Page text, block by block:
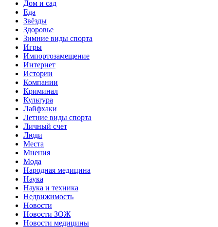
Дом и сад
Еда
Звёзды
Здоровье
Зимние виды спорта
Игры
Импортозамещение
Интернет
Истории
Компании
Криминал
Культура
Лайфхаки
Летние виды спорта
Личный счет
Люди
Места
Мнения
Мода
Народная медицина
Наука
Наука и техника
Недвижимость
Новости
Новости ЗОЖ
Новости медицины